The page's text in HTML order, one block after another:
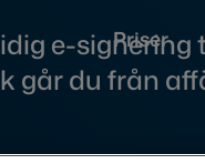
Priser
e-signering
går du från